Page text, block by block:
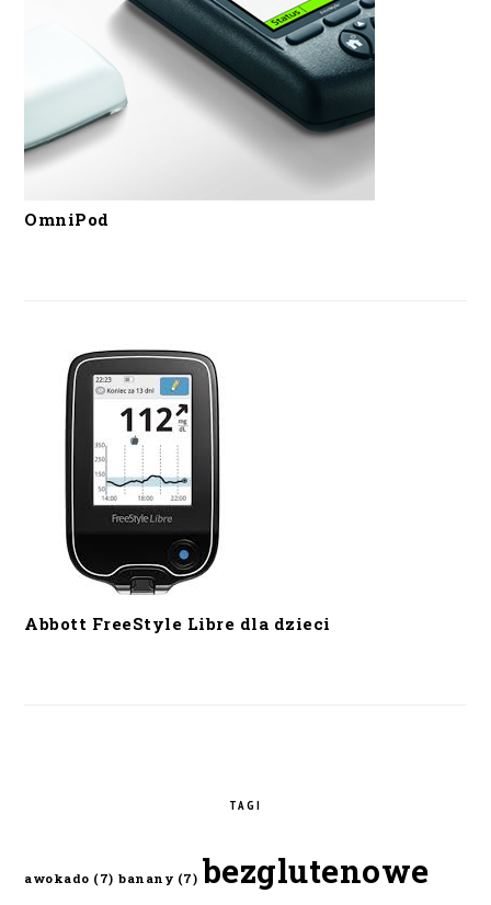
OmniPod
Abbott FreeStyle Libre dla dzieci
TAGI
awokado (7) banany (7) bezglutenowe